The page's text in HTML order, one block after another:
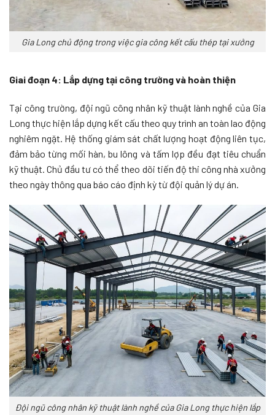
Gia Long chủ động trong việc gia công kết cấu thép tại xưởng
Giai đoạn 4: Lắp dựng tại công trường và hoàn thiện
Tại công trường, đội ngũ công nhân kỹ thuật lành nghề của Gia
Long thực hiện lắp dựng kết cấu theo quy trình an toàn lao động
nghiêm ngặt. Hệ thống giám sát chất lượng hoạt động liên tục,
đảm bảo từng mối hàn, bu lông và tấm lợp đều đạt tiêu chuẩn
kỹ thuật. Chủ đầu tư có thể theo dõi tiến độ thi công nhà xưởng
theo ngày thông qua báo cáo định kỳ từ đội quản lý dự án.
Đội ngũ công nhân kỹ thuật lành nghề của Gia Long thực hiện lắp